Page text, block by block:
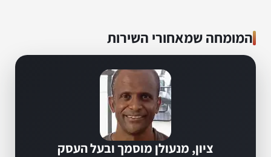
המומחה שמאחורי השירות
ציון, מנעולן מוסמך ובעל העסק